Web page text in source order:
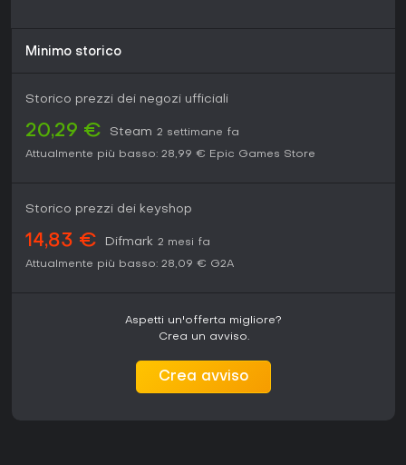
Minimo storico
Storico prezzi dei negozi ufficiali
20,29 € Steam 2 settimane fa
Attualmente più basso: 28,99 € Epic Games Store
Storico prezzi dei keyshop
14,83 € Difmark 2 mesi fa
Attualmente più basso: 28,09 € G2A
Aspetti un'offerta migliore?
Crea un avviso.
Crea avviso